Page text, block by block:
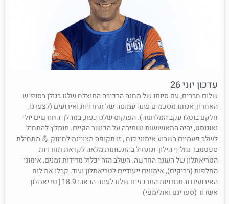
יוני 26
חברים, עם סיומו של מחנה הרכיבה המוצלח שלנו בגולן בסופ"ש
אנחנו מסכמים עונה עמוסה של תחרויות ואירועים (לצערנו,
בוטלו עקב המלחמה). הפוקוס שלנו כעת, במהלך החודשים יולי
יהיה התאוששות ושמירה על הכושר הקיים. מומלץ להתחיל
פעמיים בשבוע אימוני כוח , זו תקופה מצויינת לחיזוק 💪 מתחילת
נחליף הילוך ונתחיל בהתכוונות מלאה לקראת תחרויות
של העונה החדשה. השלב הזה יכלול מדידות זמנים, אימוני
(בריקים), אימונים ייעודיים לטריאתלון ועוד. קבלו את לוח
האירועים והתחרויות המרכזיים שלנו לעונה הבאה: 18.9 | טריאתלון
(ספרינט ואולימפי)